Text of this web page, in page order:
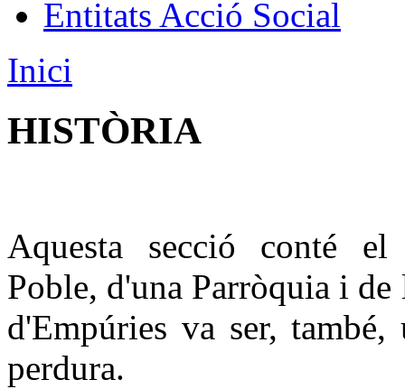
Entitats Acció Social
Inici
HISTÒRIA
Aquesta secció conté el
Poble, d'una Parròquia i
d'Empúries va ser,
perdura.